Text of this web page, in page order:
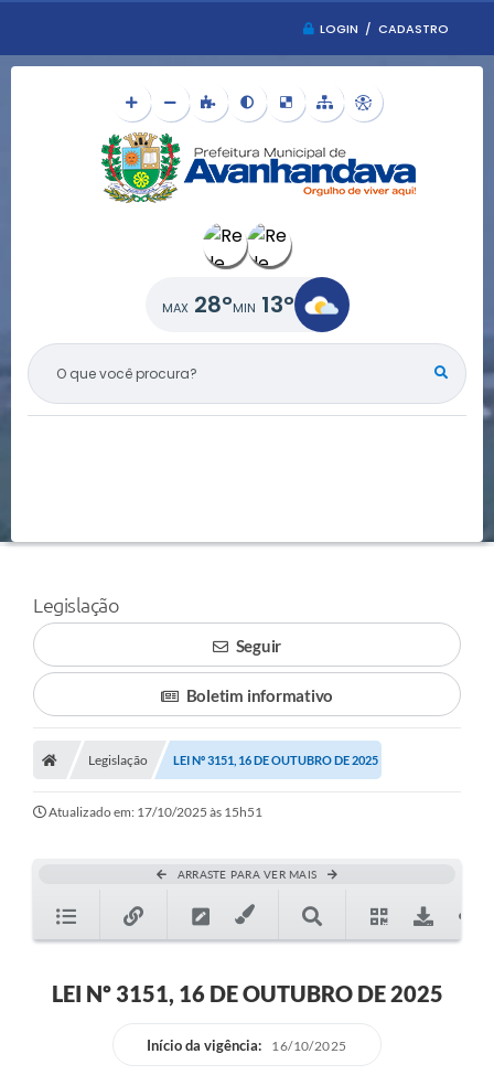
LOGIN / CADASTRO
O QUE VOCÊ PROCURA?
28° 13°
Legislação
Seguir
Boletim informativo
Legislação LEI Nº 3151, 16 DE OUTUBRO DE 2025
Atualizado em: 17/10/2025 às 15h51
ARRASTE PARA VER MAIS
LEI Nº 3151, 16 DE OUTUBRO DE 2025
Início da vigência: 16/10/2025